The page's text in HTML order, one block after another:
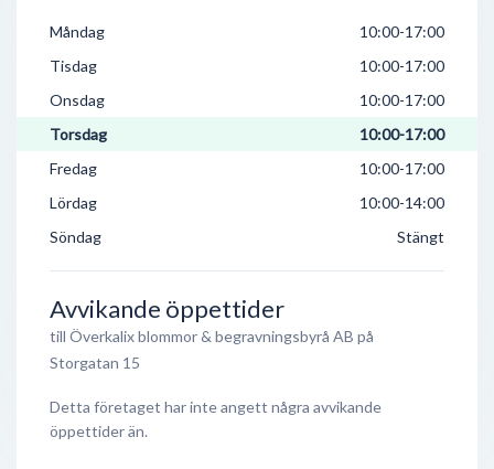
Måndag
10:00-17:00
Tisdag
10:00-17:00
Onsdag
10:00-17:00
Torsdag
10:00-17:00
Fredag
10:00-17:00
Lördag
10:00-14:00
Söndag
Stängt
Avvikande öppettider
till Överkalix blommor & begravningsbyrå AB på
Storgatan 15
Detta företaget har inte angett några avvikande
öppettider än.